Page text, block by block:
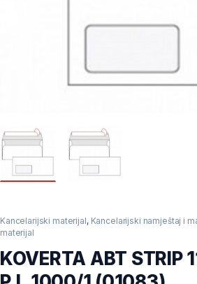
Kancelarijski materijal, Kancelarijski namještaj i
materijal
KOVERTA ABT STRIP